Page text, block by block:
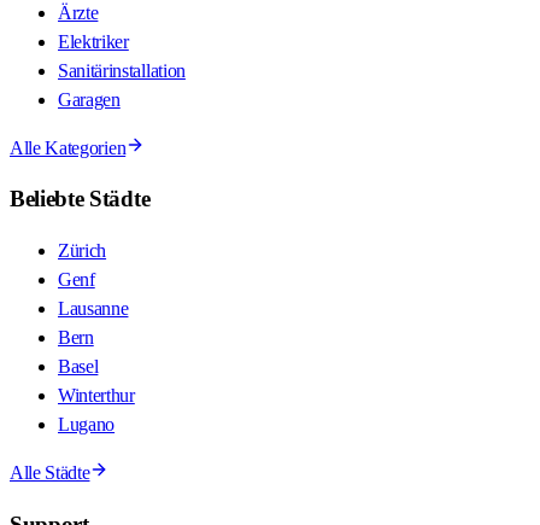
Ärzte
Elektriker
Sanitärinstallation
Garagen
Alle Kategorien
Beliebte Städte
Zürich
Genf
Lausanne
Bern
Basel
Winterthur
Lugano
Alle Städte